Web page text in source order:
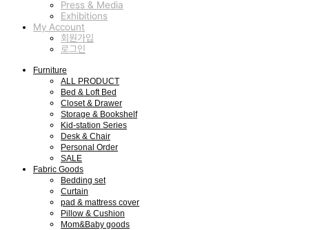
Press & Media
Exhibitions
My Account
회원가입
로그인
Furniture
ALL PRODUCT
Bed & Loft Bed
Closet & Drawer
Storage & Bookshelf
Kid-station Series
Desk & Chair
Personal Order
SALE
Fabric Goods
Bedding set
Curtain
pad & mattress cover
Pillow & Cushion
Mom&Baby goods